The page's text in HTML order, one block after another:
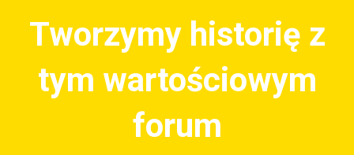
Tworzymy historię z
tym wartościowym
forum